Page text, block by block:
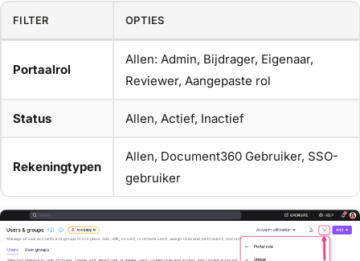
FILTER OPTIES
Portaalrol
Allen: Admin, Bijdrager, Eigenaar,
Reviewer, Aangepaste rol
Status Allen, Actief, Inactief
Rekeningtypen
Allen, Document360 Gebruiker, SSO-
gebruiker